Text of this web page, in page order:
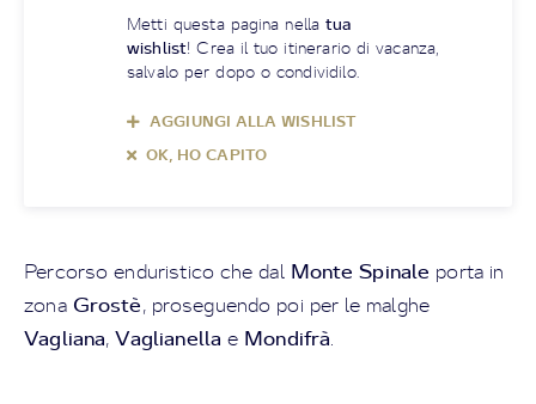
Metti questa pagina nellatua
wishlist! Crea il tuo itinerario di vacanza,
salvalo per dopo o condividilo.
AGGIUNGI ALLA WISHLIST
OK, HO CAPITO
Percorso enduristico che dal Monte Spinale porta in
zona Grostè, proseguendo poi per le malghe
Vagliana,Vaglianella e Mondifrà.